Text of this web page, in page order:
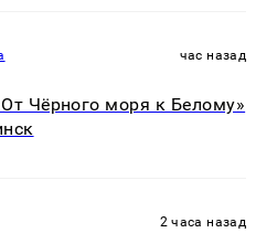
час назад
Чёрного моря к Белому»
2 часа назад